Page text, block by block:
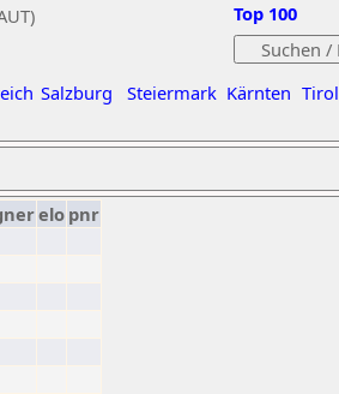
Salzburg Steiermark Kärnten Tirol
Top 100
elo pnr